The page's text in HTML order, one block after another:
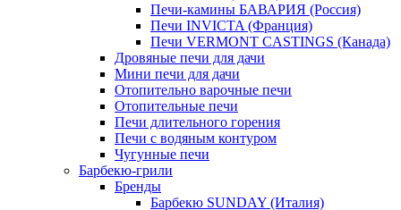
Печи-камины БАВАРИЯ (Россия)
Печи INVICTA (Франция)
Печи VERMONT CASTINGS (Канада)
Дровяные печи для дачи
Мини печи для дачи
Отопительно варочные печи
Отопительные печи
Печи длительного горения
Печи с водяным контуром
Чугунные печи
Барбекю-грили
Бренды
Барбекю SUNDAY (Италия)